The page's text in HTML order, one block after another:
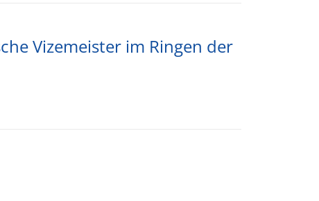
Vizemeister im Ringen der